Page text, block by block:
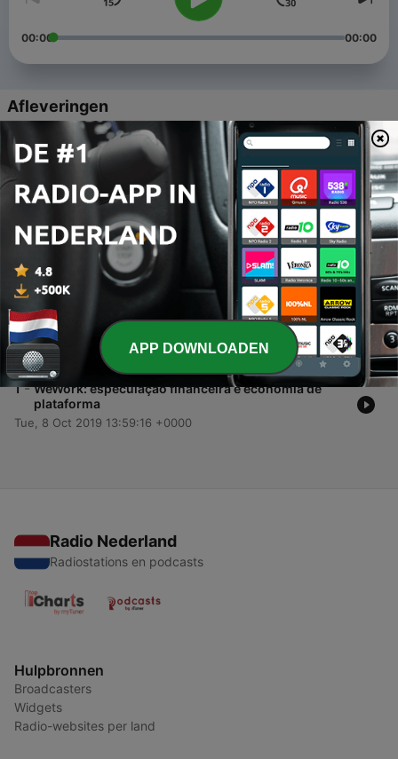
00:00 00:00
Afleveringen
5 - Inovações da década: anos 10 e 20
24 dec. 2019
4 - Produto é o Novo Marketing?
21 nov. 2019
3
Como Fabricar Opiniões: mídias sociais e regimes
de verdade
29 okt. 2019
2 - O Futuro da Voz: dos negócios a nossas vidas
15 okt. 2019
1 - WeWork: especulação financeira e economia de
plataforma
Tue, 8 Oct 2019 13:59:16 +0000
Radio Nederland
Radiostations en podcasts
Hulpbronnen
Broadcasters
Widgets
Radio-websites per land
APP DOWNLOADEN